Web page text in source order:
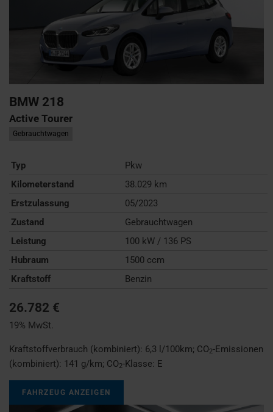
BMW 218
Active Tourer
Gebrauchtwagen
Typ
Pkw
Kilometerstand
38.029 km
Erstzulassung
05/2023
Zustand
Gebrauchtwagen
Leistung
100 kW / 136 PS
Hubraum
1500 ccm
Kraftstoff
Benzin
26.782 €
19% MwSt.
Kraftstoffverbrauch (kombiniert): 6,3 l/100km; CO2-Emissionen
(kombiniert): 141 g/km; CO2-Klasse: E
FAHRZEUG ANZEIGEN